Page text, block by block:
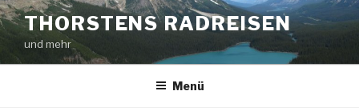
Zum
Inhalt
springen
THORSTENS RADREISEN
und mehr
Menü